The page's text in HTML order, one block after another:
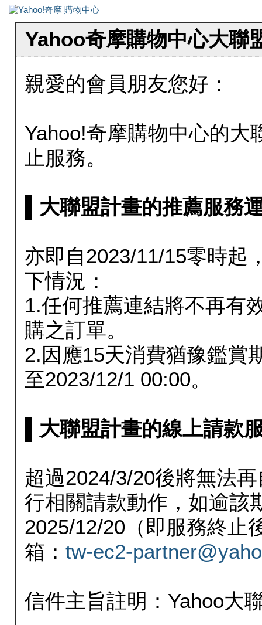
Yahoo奇摩購物中心大聯
親愛的會員朋友您好：
Yahoo!奇摩購物中心的大
止服務。
▌大聯盟計畫的推薦服務
亦即自2023/11/15零時起
下情況：
1.任何推薦連結將不再有
購之訂單。
2.因應15天消費猶豫鑑賞
至2023/12/1 00:00。
▌大聯盟計畫的線上請款
超過2024/3/20後將無法
行相關請款動作，如逾該
2025/12/20（即服務終止
箱： tw-ec2-
信件主旨註明：Yahoo大